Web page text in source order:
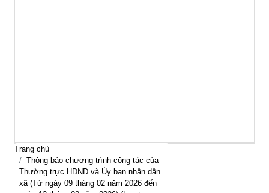
Trang chủ
Thông báo chương trình công tác của
Thường trực HĐND và Ủy ban nhân dân
xã (Từ ngày 09 tháng 02 năm 2026 đến